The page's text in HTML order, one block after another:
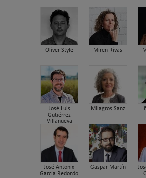
Oliver Style Miren Rivas
José Luis
Gutiérrez
Villanueva
Milagros Sanz
José Antonio
García Redondo
Gaspar Martín